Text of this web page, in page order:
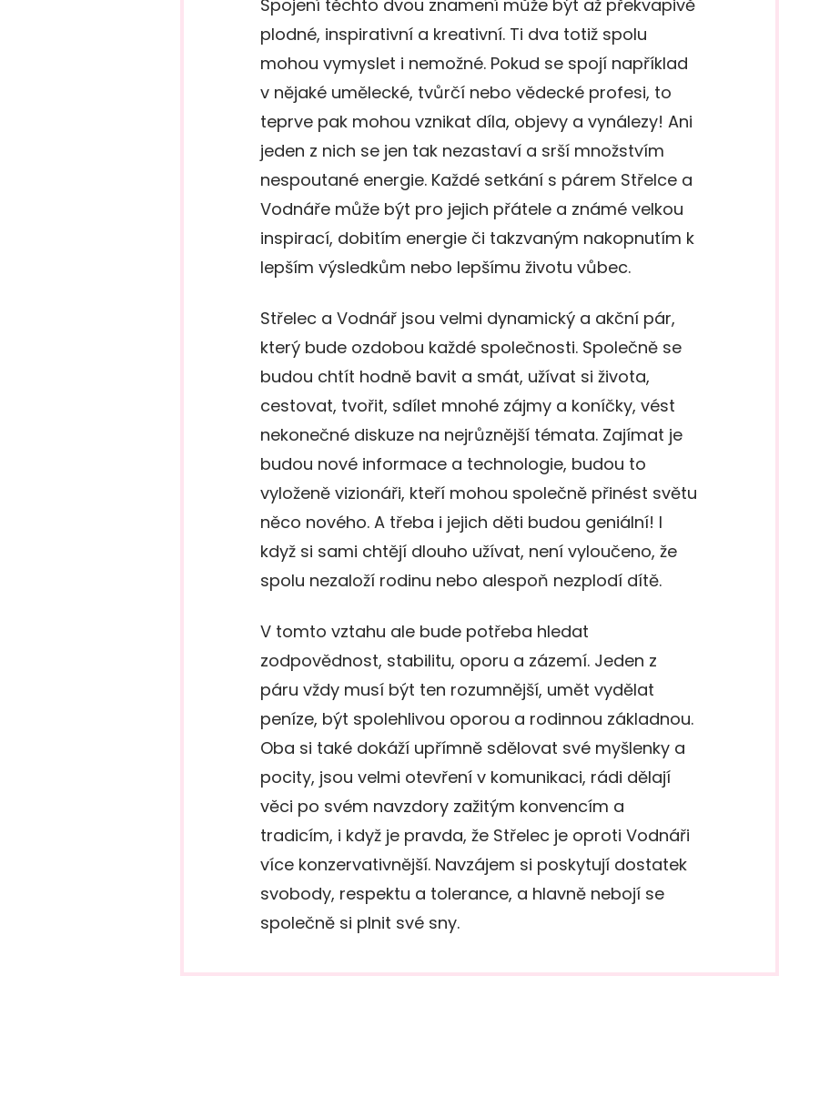
Spojení těchto dvou znamení může být až překvapivě
plodné, inspirativní a kreativní. Ti dva totiž spolu
mohou vymyslet i nemožné. Pokud se spojí například
v nějaké umělecké, tvůrčí nebo vědecké profesi, to
teprve pak mohou vznikat díla, objevy a vynálezy! Ani
jeden z nich se jen tak nezastaví a srší množstvím
nespoutané energie. Každé setkání s párem Střelce a
Vodnáře může být pro jejich přátele a známé velkou
inspirací, dobitím energie či takzvaným nakopnutím k
lepším výsledkům nebo lepšímu životu vůbec.
Střelec a Vodnář jsou velmi dynamický a akční pár,
který bude ozdobou každé společnosti. Společně se
budou chtít hodně bavit a smát, užívat si života,
cestovat, tvořit, sdílet mnohé zájmy a koníčky, vést
nekonečné diskuze na nejrůznější témata. Zajímat je
budou nové informace a technologie, budou to
vyloženě vizionáři, kteří mohou společně přinést světu
něco nového. A třeba i jejich děti budou geniální! I
když si sami chtějí dlouho užívat, není vyloučeno, že
spolu nezaloží rodinu nebo alespoň nezplodí dítě.
V tomto vztahu ale bude potřeba hledat
zodpovědnost, stabilitu, oporu a zázemí. Jeden z
páru vždy musí být ten rozumnější, umět vydělat
peníze, být spolehlivou oporou a rodinnou základnou.
Oba si také dokáží upřímně sdělovat své myšlenky a
pocity, jsou velmi otevření v komunikaci, rádi dělají
věci po svém navzdory zažitým konvencím a
tradicím, i když je pravda, že Střelec je oproti Vodnáři
více konzervativnější. Navzájem si poskytují dostatek
svobody, respektu a tolerance, a hlavně nebojí se
společně si plnit své sny.